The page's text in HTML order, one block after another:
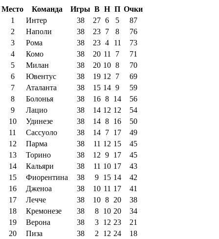
Место Команда Игры В Н П Очки
1
Интер 38 27 6 5
87
2
Наполи 38 23 7 8
76
3
Рома 38 23 4 11
73
4
Комо 38 20 11 7
71
5
Милан 38 20 10 8
70
6
Ювентус 38 19 12 7
69
7
Аталанта 38 15 14 9
59
8
Болонья 38 16 8 14
56
9
Лацио 38 14 12 12
54
10
Удинезе 38 14 8 16
50
11
Сассуоло 38 14 7 17
49
12
Парма 38 11 12 15
45
13
Торино 38 12 9 17
45
14
Кальяри 38 11 10 17
43
15
Фиорентина 38 9 15 14
42
16
Дженоа 38 10 11 17
41
17
Лечче 38 10 8 20
38
18
Кремонезе 38 8 10 20
34
19
Верона 38 3 12 23
21
20
Пиза 38 2 12 24
18